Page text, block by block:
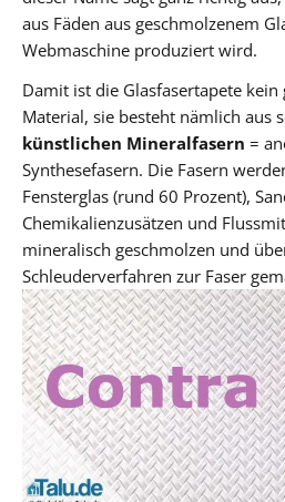
aus Fäden aus geschmolzenem
Webmaschine produziert wird.
Damit ist die Glasfasertapete
Material, sie besteht nämlich aus
künstlichen Mineralfasern =
Synthesefasern. Die Fasern
Fensterglas (rund 60 Prozent),
Chemikalienzusätzen und
mineralisch geschmolzen und
Schleuderverfahren zur Faser